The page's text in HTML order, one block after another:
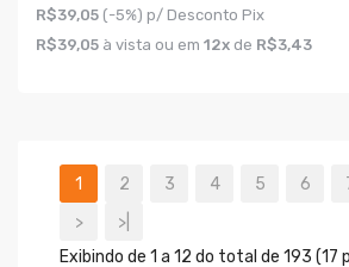
R$39,05 (-5%) p/ Desconto Pix
R$39,05 à vista ou em 12x de R$3,43
1 2 3 4 5 6
>
>|
Exibindo de 1 a 12 do total de 193 (17